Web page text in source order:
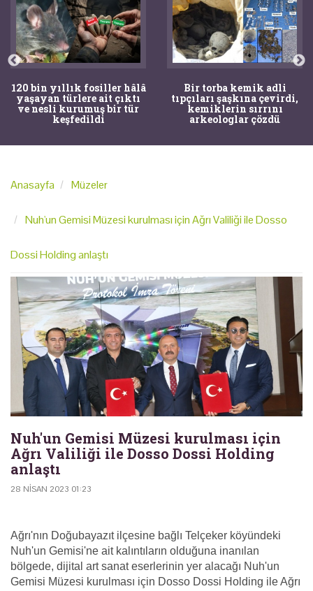
120 bin yıllık fosiller hâlâ
yaşayan türlere ait çıktı
ve nesli kurumuş bir tür
keşfedildi
Bir torba kemik adli
tıpçıları şaşkına çevirdi,
kemiklerin sırrını
arkeologlar çözdü
Anasayfa Müzeler
Nuh'un Gemisi Müzesi kurulması için Ağrı Valiliği ile Dosso
Dossi Holding anlaştı
Nuh'un Gemisi Müzesi kurulması için
Ağrı Valiliği ile Dosso Dossi Holding
anlaştı
28 NISAN 2023 01:23
Ağrı'nın Doğubayazıt ilçesine bağlı Telçeker köyündeki
Nuh'un Gemisi'ne ait kalıntıların olduğuna inanılan
bölgede, dijital art sanat eserlerinin yer alacağı Nuh'un
Gemisi Müzesi kurulması için Dosso Dossi Holding ile Ağrı